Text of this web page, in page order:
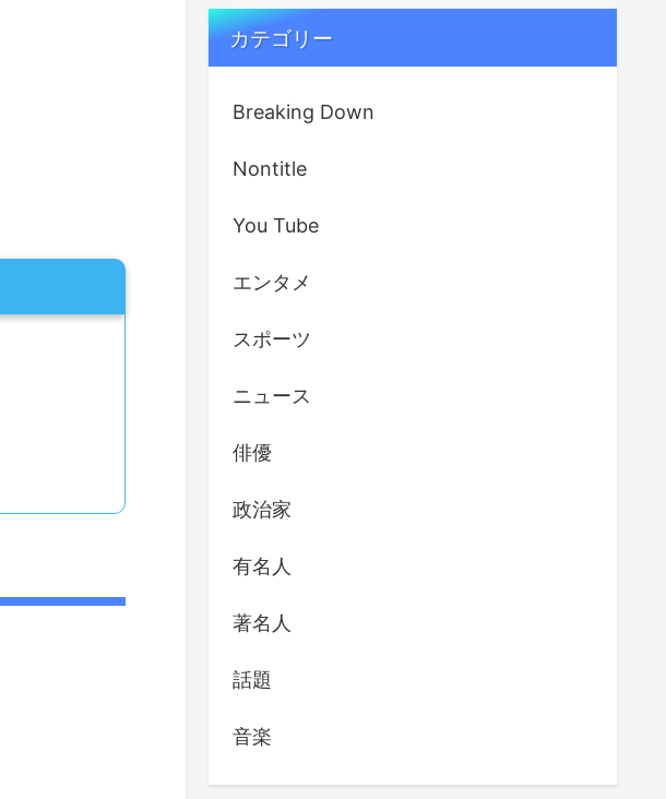
カテゴリー
Breaking Down
Nontitle
You Tube
エンタメ
スポーツ
ニュース
俳優
政治家
有名人
著名人
話題
音楽